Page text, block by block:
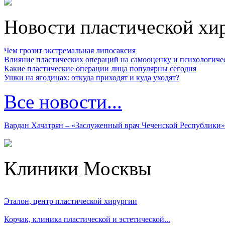
Новости пластической
Чем грозит экстремальная липосаксия
Влияние пластических операций на самооценку и
Какие пластические операции лица популярны сегодня
Ушки на ягодицах: откуда приходят и куда уходят?
Все новости...
Вардан Хачатрян – «Заслуженный врач Чеченской Республики»
Клиники Москвы
Эталон, центр пластической хирургии
Корчак, клиника пластической и эстетической...